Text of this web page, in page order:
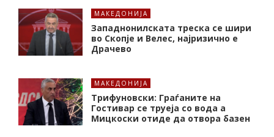
МАКЕДОНИЈА
Западнонилската треска се шири
во Скопје и Велес, најризично е
Драчево
МАКЕДОНИЈА
Трифуновски: Граѓаните на
Гостивар се труеја со вода а
Мицкоски отиде да отвора базен